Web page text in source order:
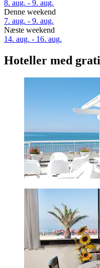
8. aug. - 9. aug.
Denne weekend
7. aug. - 9. aug.
Næste weekend
14. aug. - 16. aug.
Hoteller med